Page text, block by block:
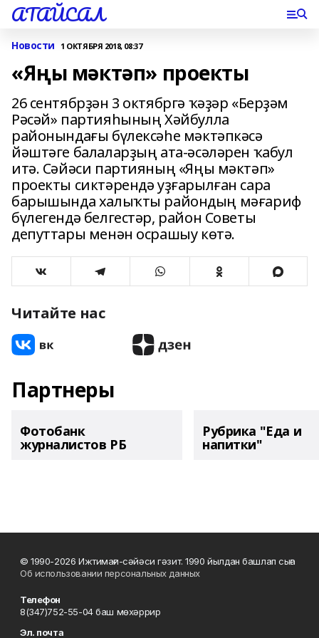
АТАЙСАЛ
Новости 1 ОКТЯБРЯ 2018, 08:37
«Яңы мәктәп» проекты
26 сентябрҙән 3 октябргә ҡәҙәр «Берҙәм
Рәсәй» партияһының Хәйбулла
районындағы бүлексәһе мәктәпкәсә
йәштәге балаларҙың ата-әсәләрен ҡабул
итә. Сәйәси партияның «Яңы мәктәп»
проекты сиктәрендә уҙғарылған сара
барышында халыҡты райондың мәғариф
бүлегендә белгестәр, район Советы
депуттары менән осрашыу көтә.
Читайте нас
Партнеры
Фотобанк
журналистов РБ
Рубрика "Еда и
напитки"
© 1990-2026 Ижтимағи-сәйәси гәзит. 1990 йылдан башлап сыға
Об использовании персональных данных
Телефон
8(347)752-55-04 баш мөхәррир
Эл. почта